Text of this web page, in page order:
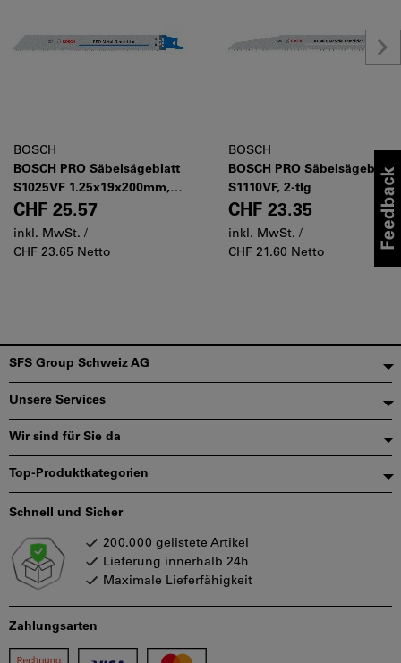
BOSCH
BOSCH PRO Säbelsägeblatt
S1025VF 1.25x19x200mm,
5-tlg
CHF 25.57
inkl. MwSt. /
CHF 23.65 Netto
BOSCH
BOSCH PRO Säbelsägeblatt
S1110VF, 2-tlg
CHF 23.35
inkl. MwSt. /
CHF 21.60 Netto
Fußzeile
SFS Group Schweiz AG
Unsere Services
Wir sind für Sie da
Top-Produktkategorien
Zahlungsarten
Schnell und Sicher
200.000 gelistete Artikel
Lieferung innerhalb 24h
Maximale Lieferfähigkeit